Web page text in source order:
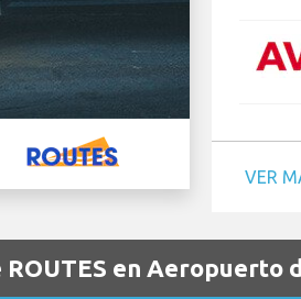
VER
en Aeropuerto